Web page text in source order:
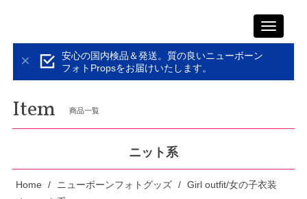
Toggle
安心の国内検品＆発送。質の良いニューボーン
フォトPropsをお届けいたします。
Item 商品一覧
ニット系
Home ニューボーンフォトグッズ
Girl outfit/女の子衣装